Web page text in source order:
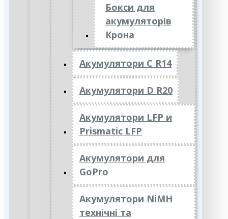
Бокси для
акумуляторів
Крона
Акумулятори C R14
Акумулятори D R20
Акумулятори LFP и
Prismatic LFP
Акумулятори для
GoPro
Акумулятори NiMH
технічні та